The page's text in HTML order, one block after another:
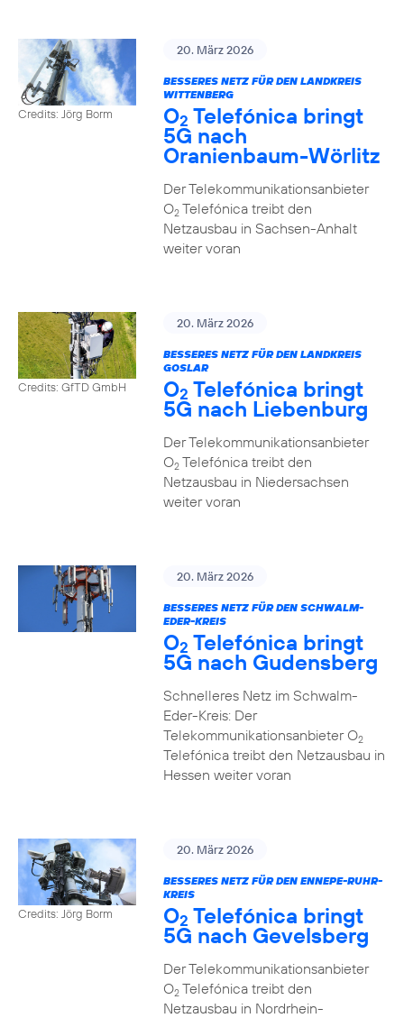
Credits: Jörg Borm
20. März 2026
BESSERES NETZ FÜR DEN LANDKREIS
WITTENBERG
O2 Telefónica bringt
5G nach
Oranienbaum-Wörlitz
Der Telekommunikationsanbieter
O2Telefónica treibt den
Netzausbau in Sachsen-Anhalt
weiter voran
Credits: GfTD GmbH
20. März 2026
BESSERES NETZ FÜR DEN LANDKREIS
GOSLAR
O2 Telefónica bringt
5G nach Liebenburg
Der Telekommunikationsanbieter
O2Telefónica treibt den
Netzausbau in Niedersachsen
weiter voran
20. März 2026
BESSERES NETZ FÜR DEN SCHWALM-
EDER-KREIS
O2 Telefónica bringt
5G nach Gudensberg
Schnelleres Netz im Schwalm-
Eder-Kreis: Der
Telekommunikationsanbieter O2
Telefónica treibt den Netzausbau in
Hessen weiter voran
Credits: Jörg Borm
20. März 2026
BESSERES NETZ FÜR DEN ENNEPE-RUHR-
KREIS
O2 Telefónica bringt
5G nach Gevelsberg
Der Telekommunikationsanbieter
O2Telefónica treibt den
Netzausbau in Nordrhein-